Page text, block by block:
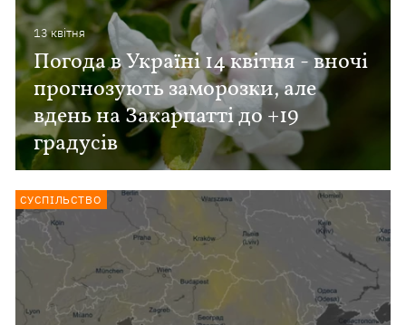
13 квiтня
Погода в Україні 14 квітня - вночі
прогнозують заморозки, але
вдень на Закарпатті до +19
градусів
СУСПІЛЬСТВО